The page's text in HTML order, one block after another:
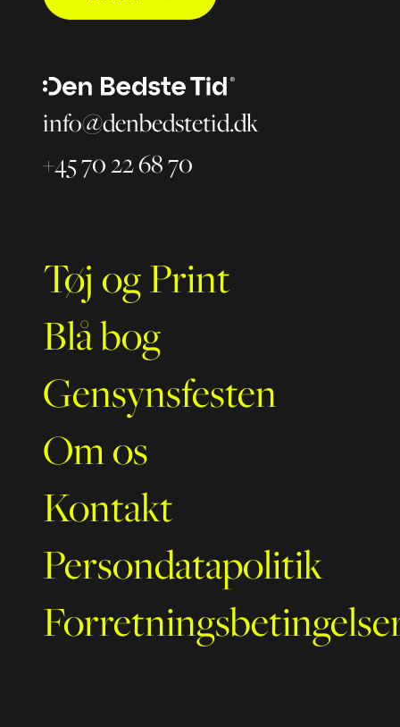
info@denbedstetid.dk
+45 70 22 68 70
Tøj og Print
Blå bog
Gensynsfesten
Om os
Kontakt
Persondatapolitik